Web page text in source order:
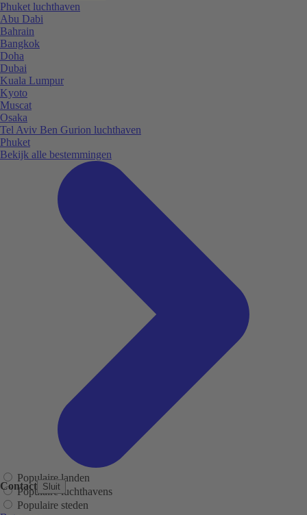
Contact Sluit
Phuket luchthaven
Abu Dabi
Bahrain
Bangkok
Doha
Dubai
Kuala Lumpur
Kyoto
Muscat
Osaka
Tel Aviv Ben Gurion luchthaven
Phuket
Bekijk alle bestemmingen
Populaire landen
Populaire luchthavens
Populaire steden